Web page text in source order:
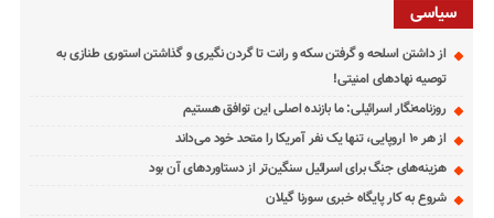
سیاسی
از داشتن اسلحه و گرفتن سکه و رانت تا گردن نگیری و گذاشتن استوری طنازی به
توصیه نهادهای امنیتی!
روزنامه‌نگار اسرائیلی: ما بازنده اصلی این توافق هستیم
از هر ۱۰ اروپایی، تنها یک نفر آمریکا را متحد خود می‌داند
هزینه‌های جنگ برای اسرائیل سنگین‌تر از دستاوردهای آن بود
شروع به کار پایگاه خبری سورنا گیلان